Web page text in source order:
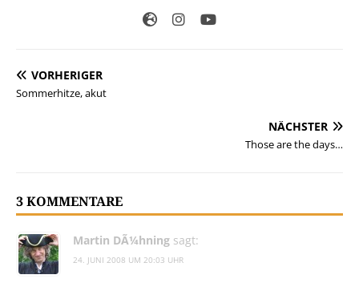
VORHERIGER
Sommerhitze, akut
NÄCHSTER
Those are the days…
3 KOMMENTARE
Martin DÃ¼hning sagt:
24. JUNI 2008 UM 20:03 UHR